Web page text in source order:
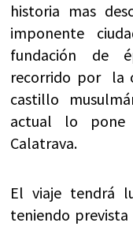
historia mas
imponente
fundación de
recorrido por la
castillo
actual lo pone
Calatrava.
El viaje tendrá
teniendo prevista